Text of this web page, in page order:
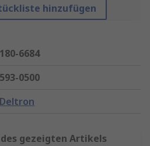
hinzufügen
180-6684
593-0500
Deltron
gezeigten Artikels